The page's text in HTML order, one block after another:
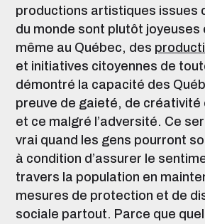
productions artistiques issues
du monde sont plutôt joyeuses
même au Québec, des
et initiatives citoyennes de
démontré la capacité des
preuve de gaieté, de créativité
et ce malgré l’adversité. Ce
vrai quand les gens pourront
à condition d’assurer le
travers la population en
mesures de protection et de
sociale partout. Parce que